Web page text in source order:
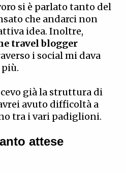
si è parlato tanto del
che andarci non
idea. Inoltre,
travel blogger
i social mi dava
già la struttura di
avuto difficoltà a
tra i vari padiglioni.
attese